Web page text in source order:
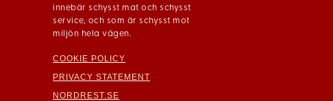
innebär schysst mat och schysst
service, och som är schysst mot
miljön hela vägen.
COOKIE POLICY
PRIVACY STATEMENT
NORDREST.SE